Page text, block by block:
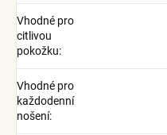
Vhodné pro
citlivou
pokožku:
Vhodné pro
každodenní
nošení: